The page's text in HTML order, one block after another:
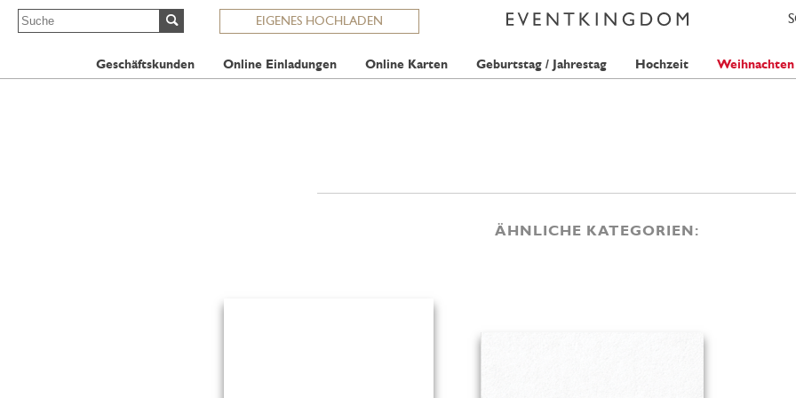
EIGENES HOCHLADEN
Geschäftskunden Online Einladungen Online Karten Geburtstag / Jahrestag Hochzeit Weihnachten
ÄHNLICHE KATEGORIEN: